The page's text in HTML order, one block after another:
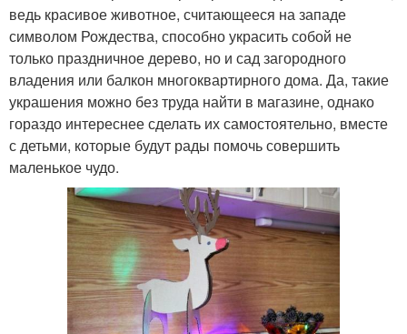
ведь красивое животное, считающееся на западе
символом Рождества, способно украсить собой не
только праздничное дерево, но и сад загородного
владения или балкон многоквартирного дома. Да, такие
украшения можно без труда найти в магазине, однако
гораздо интереснее сделать их самостоятельно, вместе
с детьми, которые будут рады помочь совершить
маленькое чудо.